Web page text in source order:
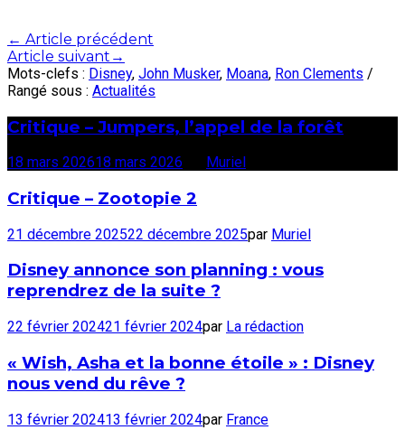
Post
navigation
← Article précédent
Article suivant →
Mots-clefs : Disney, John Musker, Moana, Ron Clements /
Rangé sous : Actualités
Critique – Jumpers, l’appel de la forêt
18 mars 202618 mars 2026 Muriel
Critique – Zootopie 2
21 décembre 202522 décembre 2025par Muriel
Disney annonce son planning : vous
reprendrez de la suite ?
22 février 202421 février 2024par La rédaction
« Wish, Asha et la bonne étoile » : Disney
nous vend du rêve ?
13 février 202413 février 2024par France